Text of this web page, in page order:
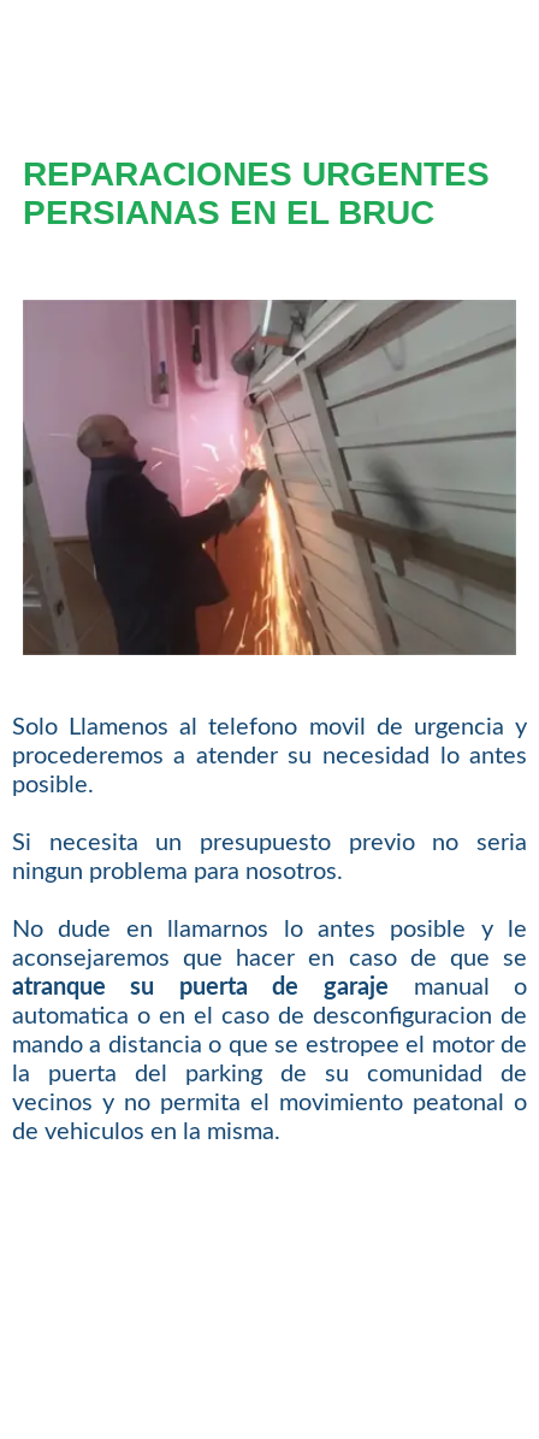
REPARACIONES URGENTES
PERSIANAS EN EL BRUC
Solo Llamenos al telefono movil de urgencia y
procederemos a atender su necesidad lo antes
posible.
Si necesita un presupuesto previo no seria
ningun problema para nosotros.
No dude en llamarnos lo antes posible y le
aconsejaremos que hacer en caso de que se
atranque su puerta de garaje manual o
automatica o en el caso de desconfiguracion de
mando a distancia o que se estropee el motor de
la puerta del parking de su comunidad de
vecinos y no permita el movimiento peatonal o
de vehiculos en la misma.